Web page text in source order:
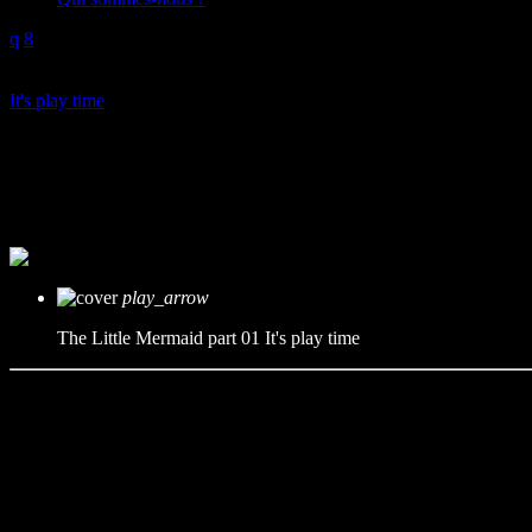
It's play time
play_arrow
The Little Mermaid part 01 It's play time